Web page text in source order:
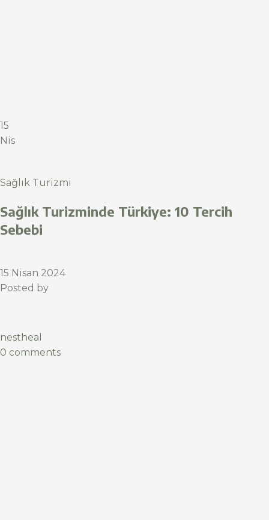
15
Nis
Sağlık Turizmi
Sağlık Turizminde Türkiye: 10 Tercih
Sebebi
15 Nisan 2024
Posted by
nestheal
0 comments